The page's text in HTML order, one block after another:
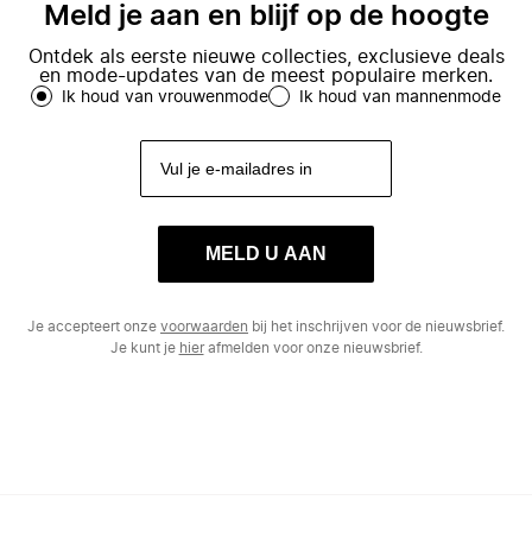
Meld je aan en blijf op de hoogte
Ontdek als eerste nieuwe collecties, exclusieve deals
en mode-updates van de meest populaire merken.
Ik houd van vrouwenmode Ik houd van mannenmode
MELD U AAN
Je accepteert onze voorwaarden bij het inschrijven voor de nieuwsbrief.
Je kunt je hierafmelden voor onze nieuwsbrief.